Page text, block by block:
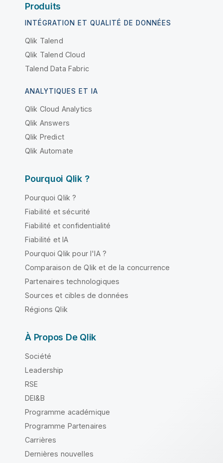
Produits
INTÉGRATION ET QUALITÉ DE DONNÉES
Qlik Talend
Qlik Talend Cloud
Talend Data Fabric
ANALYTIQUES ET IA
Qlik Cloud Analytics
Qlik Answers
Qlik Predict
Qlik Automate
Pourquoi Qlik ?
Pourquoi Qlik ?
Fiabilité et sécurité
Fiabilité et confidentialité
Fiabilité et IA
Pourquoi Qlik pour l'IA ?
Comparaison de Qlik et de la concurrence
Partenaires technologiques
Sources et cibles de données
Régions Qlik
À Propos De Qlik
Société
Leadership
RSE
DEI&B
Programme académique
Programme Partenaires
Carrières
Dernières nouvelles